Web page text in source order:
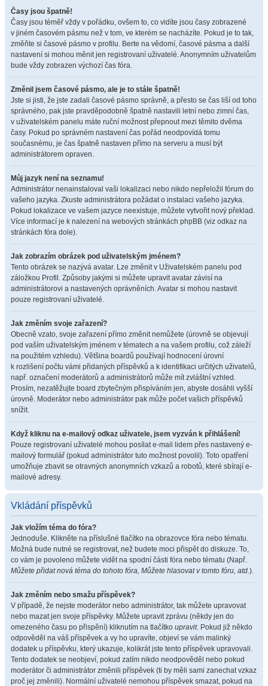
Časy jsou špatně!
Časy jsou téměř vždy v pořádku, ovšem to, co vidíte jsou časy zobrazené
v jiném časovém pásmu než v tom, ve kterém se nacházíte. Pokud je to tak,
změňte si časové pásmo v profilu. Berte na vědomí, časové pásma a další
nastavení si mohou měnit jen registrovaní uživatelé. Anonymním uživatelům
bude vždy zobrazen výchozí čas fóra.
Změnil jsem časové pásmo, ale je to stále špatně!
Jste si jisti, že jste zadali časové pásmo správně, a přesto se čas liší od toho
správného, pak jste pravděpodobně špatně nastavili letní nebo zimní čas,
v uživatelském panelu máte ruční možnost přepnout mezi těmito dvěma
časy. Pokud po správném nastavení čas pořád neodpovídá tomu
současnému, je čas špatně nastaven přímo na serveru a musí být
administrátorem opraven.
Můj jazyk není na seznamu!
Administrátor nenainstaloval vaši lokalizaci nebo nikdo nepřeložil fórum do
vašeho jazyka. Zkuste administrátora požádat o instalaci vašeho jazyka.
Pokud lokalizace ve vašem jazyce neexistuje, můžete vytvořit nový překlad.
Více informací je k nalezení na webových stránkách phpBB (viz odkaz na
stránkách fóra dole).
Jak zobrazím obrázek pod uživatelským jménem?
Tento obrázek se nazývá avatar. Lze změnit v Uživatelském panelu pod
záložkou Profil. Způsoby jakými si můžete upravit avatar závisí na
administrátorovi a nastavených oprávněních. Avatar si mohou nastavit
pouze registrovaní uživatelé.
Jak změním svoje zařazení?
Obecně vzato, svoje zařazení přímo změnit nemůžete (úrovně se objevují
pod vaším uživatelským jménem v tématech a na vašem profilu, což záleží
na použitém vzhledu). Většina boardů používají hodnocení úrovní
k rozlišení počtu vámi přidaných příspěvků a k identifikaci určitých uživatelů,
např. označení moderátorů a administrátorů může mít zvláštní vzhled.
Prosím, nezatěžujte board zbytečným přispíváním jen, abyste dosáhli vyšší
úrovně. Moderátor nebo administrátor pak může počet vašich příspěvků
snížit.
Když kliknu na e-mailový odkaz uživatele, jsem vyzván k přihlášení!
Pouze registrovaní uživatelé mohou posílat e-mail lidem přes nastavený e-
mailový formulář (pokud administrátor tuto možnost povolil). Toto opatření
umožňuje zbavit se otravných anonymních vzkazů a robotů, které sbírají e-
mailové adresy.
Vkládání příspěvků
Jak vložím téma do fóra?
Jednoduše. Klikněte na příslušné tlačítko na obrazovce fóra nebo tématu.
Možná bude nutné se registrovat, než budete moci přispět do diskuze. To,
co vám je povoleno můžete vidět na spodní části fóra nebo tématu (Např.
Můžete přidat nová téma do tohoto fóra, Můžete hlasovat v tomto fóru, atd.).
Jak změním nebo smažu příspěvek?
V případě, že nejste moderátor nebo administrátor, tak můžete upravovat
nebo mazat jen svoje příspěvky. Můžete upravit zprávu (někdy jen do
omezeného času po přispění) kliknutím na tlačítko upravit. Pokud již někdo
odpověděl na váš příspěvek a vy ho upravíte, objeví se vám malinký
dodatek u příspěvku, který ukazuje, kolikrát jste tento příspěvek upravovali.
Tento dodatek se neobjeví, pokud zatím nikdo neodpověděl nebo pokud
moderátor či administrátor změnili příspěvek (ti by měli sami zanechat vzkaz
proč jej změnili). Normální uživatelé nemohou příspěvek smazat, pokud na